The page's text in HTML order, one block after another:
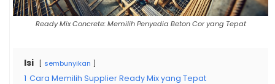
Ready Mix Concrete: Memilih Penyedia Beton Cor yang Tepat
Isi sembunyikan
1 Cara Memilih Supplier Ready Mix yang Tepat